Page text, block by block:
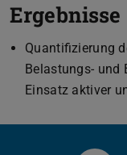
Ergebnisse
Quantifizierung
Belastungs- und
Einsatz aktiver